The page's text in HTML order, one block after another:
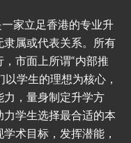
家立足香港的专业升
属或代表关系。所有
市面上所谓“内部推
以学生的理想为核心，
，量身制定升学方
学生选择最合适的本
术目标，发挥潜能，